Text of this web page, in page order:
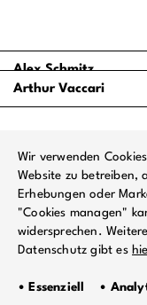
Alex Schmitz
Marketing,
alex.schmitz@oha-
music.com
Arthur Vaccari
Draussen im Grünen
arthur@oha-
Wir verwenden
Website zu betreiben,
Erhebungen oder
"Cookies managen"
widersprechen.
Datenschutz gibt es
• Essenziell •